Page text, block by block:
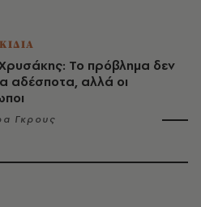
Το πρόβλημα δεν
αδέσποτα, αλλά οι
Γκρους